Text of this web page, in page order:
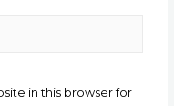
in this browser for